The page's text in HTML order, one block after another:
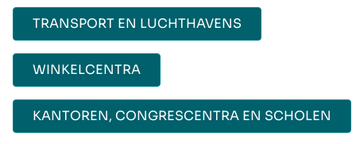
TRANSPORT EN LUCHTHAVENS
WINKELCENTRA
KANTOREN, CONGRESCENTRA EN SCHOLEN